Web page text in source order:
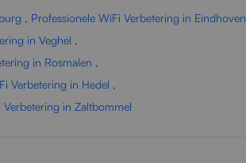
, Professionele WiFi Verbetering in Eindhoven
in Veghel ,
in Rosmalen ,
Verbetering in Hedel ,
Verbetering in Zaltbommel